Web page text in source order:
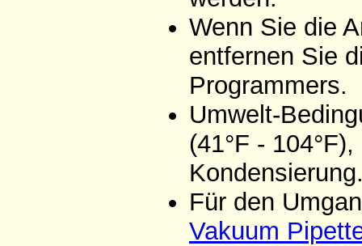
Wenn Sie die
entfernen Sie
Programmers.
Umwelt-
(41°F -
Für den
Vakuum